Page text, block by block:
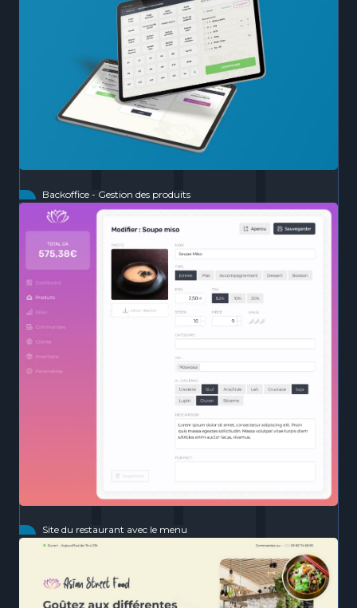
Backoffice - Gestion des produits
Site du restaurant avec le menu